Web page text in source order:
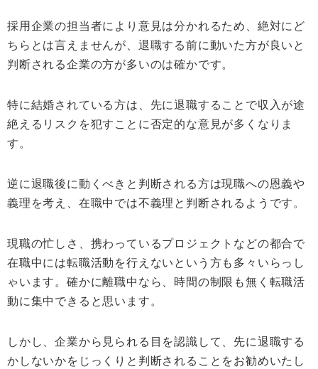
採用企業の担当者により意見は分かれるため、絶対にど
ちらとは言えませんが、退職する前に動いた方が良いと
判断される企業の方が多いのは確かです。
特に結婚されている方は、先に退職することで収入が途
絶えるリスクを犯すことに否定的な意見が多くなりま
す。
逆に退職後に動くべきと判断される方は現職への恩義や
義理を考え、在職中では不義理と判断されるようです。
現職の忙しさ、携わっているプロジェクトなどの都合で
在職中には転職活動を行えないという方も多々いらっし
ゃいます。確かに離職中なら、時間の制限も無く転職活
動に集中できると思います。
しかし、企業から見られる目を認識して、先に退職する
かしないかをじっくりと判断されることをお勧めいたし